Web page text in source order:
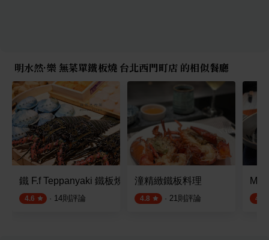
明水然·樂 無菜單鐵板燒 台北西門町店 的相似餐廳
鐵 F.f Teppanyaki 鐵板燒 西門店
4.6 · 14則評論
潼精緻鐵板料理
4.8 · 21則評論 4.4